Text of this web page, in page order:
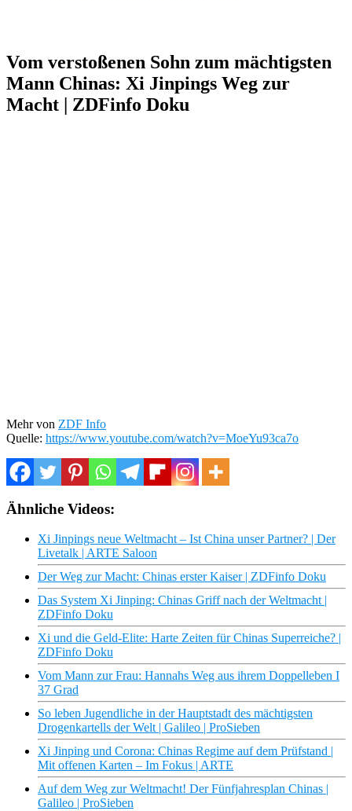
Vom verstoßenen Sohn zum mächtigsten
Mann Chinas: Xi Jinpings Weg zur
Macht | ZDFinfo Doku
Mehr von ZDF Info
Quelle: https://www.youtube.com/watch?v=MoeYu93ca7o
Ähnliche Videos:
Xi Jinpings neue Weltmacht – Ist China unser Partner? | Der
Livetalk | ARTE Saloon
Der Weg zur Macht: Chinas erster Kaiser | ZDFinfo Doku
Das System Xi Jinping: Chinas Griff nach der Weltmacht |
ZDFinfo Doku
Xi und die Geld-Elite: Harte Zeiten für Chinas Superreiche? |
ZDFinfo Doku
Vom Mann zur Frau: Hannahs Weg aus ihrem Doppelleben I
37 Grad
So leben Jugendliche in der Hauptstadt des mächtigsten
Drogenkartells der Welt | Galileo | ProSieben
Xi Jinping und Corona: Chinas Regime auf dem Prüfstand |
Mit offenen Karten – Im Fokus | ARTE
Auf dem Weg zur Weltmacht! Der Fünfjahresplan Chinas |
Galileo | ProSieben